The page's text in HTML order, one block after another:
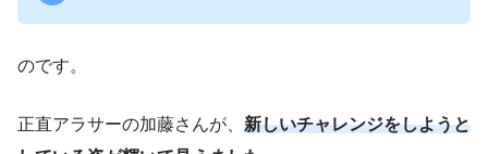
のです。
正直アラサーの加藤さんが、 新しいチャレンジをしようと